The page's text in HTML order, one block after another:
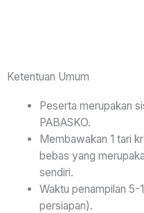
Ketentuan Umum
Peserta merupakan
PABASKO.
Membawakan 1 tari
bebas yang
sendiri.
Waktu penampilan
persiapan).